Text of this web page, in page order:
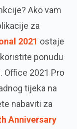
Ako vam
za
2021 ostaje
ponudu
Office 2021 Pro
tijeka na
nabaviti za
Anniversary